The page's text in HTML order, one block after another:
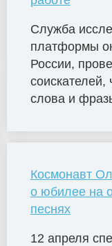
Служба
платформы
России,
соискателей,
слова и
Космонавт
о юбилее на
песнях
12 апреля